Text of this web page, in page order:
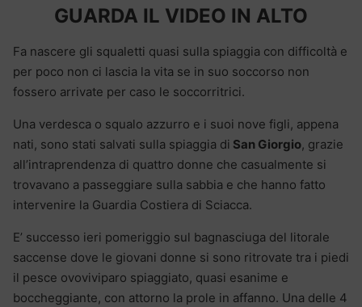
GUARDA IL VIDEO IN ALTO
Fa nascere gli squaletti quasi sulla spiaggia con difficoltà e
per poco non ci lascia la vita se in suo soccorso non
fossero arrivate per caso le soccorritrici.
Una verdesca o squalo azzurro e i suoi nove figli, appena
nati, sono stati salvati sulla spiaggia di San Giorgio, grazie
all’intraprendenza di quattro donne che casualmente si
trovavano a passeggiare sulla sabbia e che hanno fatto
intervenire la Guardia Costiera di Sciacca.
E’ successo ieri pomeriggio sul bagnasciuga del litorale
saccense dove le giovani donne si sono ritrovate tra i piedi
il pesce ovoviviparo spiaggiato, quasi esanime e
boccheggiante, con attorno la prole in affanno. Una delle 4